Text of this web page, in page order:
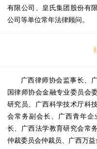
有限公司、皇氏集团股份有
公司等单位常年法律顾问。
广西律师协会监事长、
国律师协会金融专业委员会
研究员、广西科学技术厅科
会常务副会长、广西青年
长、广西法学教育研究会常
仲裁委员会仲裁员、广西万益